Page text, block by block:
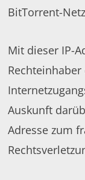
BitTorrent-
Mit dieser IP-
Auskunft
Adresse zum